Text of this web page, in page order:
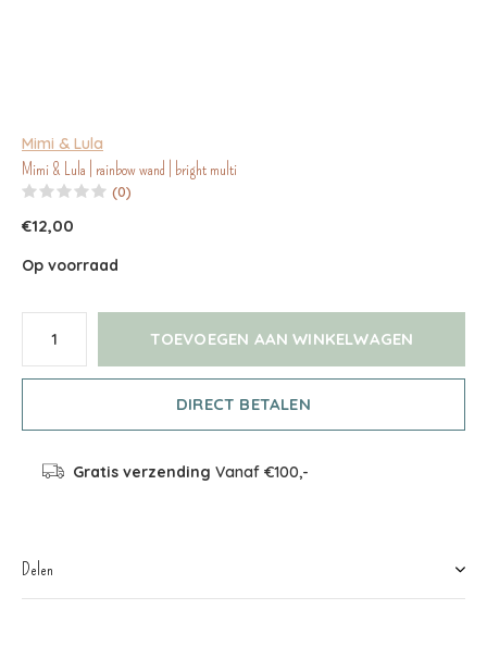
Mimi & Lula
Mimi & Lula | rainbow wand | bright multi
(0)
€12,00
Op voorraad
TOEVOEGEN AAN WINKELWAGEN
DIRECT BETALEN
Gratis verzending Vanaf €100,-
Delen